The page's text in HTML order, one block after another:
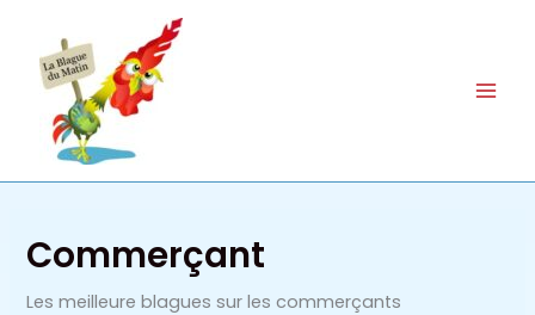
contenu
Commerçant
Les meilleure blagues sur les commerçants